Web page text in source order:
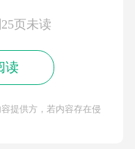
页未读
读
提供方，若内容存在侵